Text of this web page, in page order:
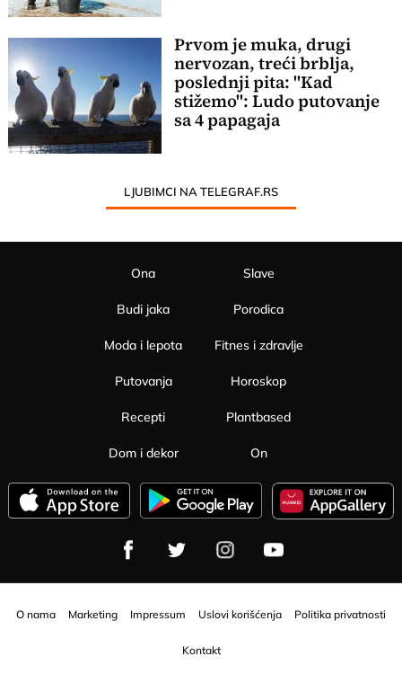
Prvom je muka, drugi
nervozan, treći brblja,
poslednji pita: "Kad
stižemo": Ludo putovanje
sa 4 papagaja
LJUBIMCI NA TELEGRAF.RS
Ona
Budi jaka
Moda i lepota
Slave
Porodica
Fitnes i zdravlje
Putovanja
Recepti
Dom i dekor
Horoskop
Plantbased
On
O nama Marketing Impressum Uslovi korišćenja Politika privatnosti
Kontakt